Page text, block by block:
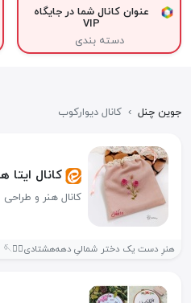
عنوان کانال شما در جایگاه
VIP
دسته بندی
جوین چنل › کانال دیوارکوب
کانال ایتا
کانال هنر و طراحی
هنرِ دست یک دختر شمالیِ دهه‌هشتادی✋🏻🪡 ؛ آغشته به شعر و روزمرگی‌های...